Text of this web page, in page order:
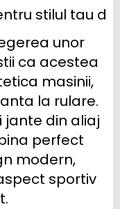
stilul tau de
unor
ca acestea
masinii,
la rulare.
din aliaj
perfect
modern,
sportiv